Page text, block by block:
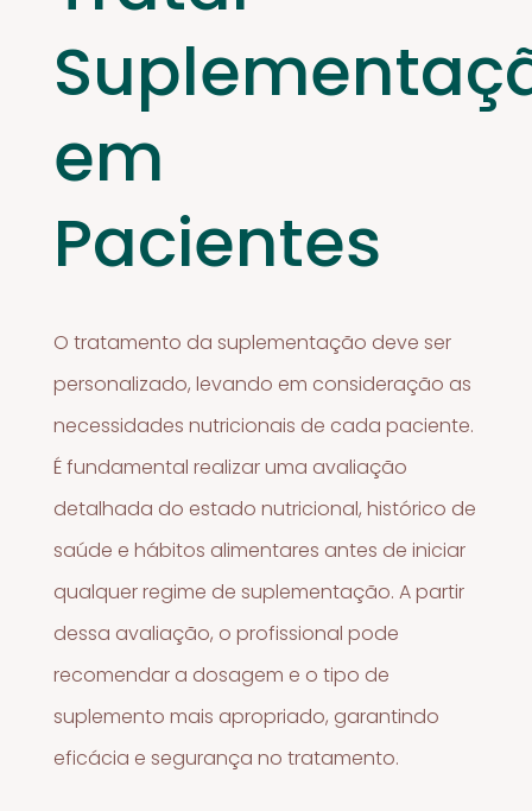
em
Pacientes
O tratamento da suplementação deve ser
personalizado, levando em consideração as
necessidades nutricionais de cada paciente.
É fundamental realizar uma avaliação
detalhada do estado nutricional, histórico de
saúde e hábitos alimentares antes de iniciar
qualquer regime de suplementação. A partir
dessa avaliação, o profissional pode
recomendar a dosagem e o tipo de
suplemento mais apropriado, garantindo
eficácia e segurança no tratamento.